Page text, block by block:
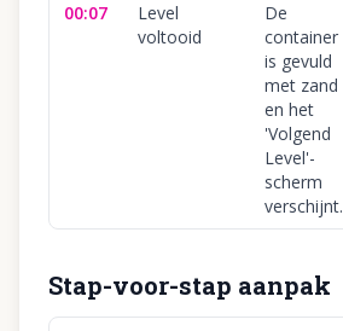
00:07
Level
voltooid
De
container
is gevuld
met zand
en het
'Volgend
Level'-
scherm
verschijnt.
Stap-voor-stap aanpak